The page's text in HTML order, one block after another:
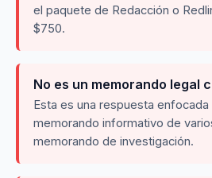
el paquete de Redacción o
$750.
No es un memorando legal
Esta es una respuesta
memorando informativo de
memorando de investigación.